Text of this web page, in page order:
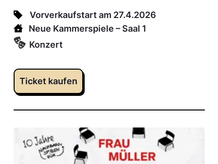
Vorverkaufstart am 27.4.2026
Neue Kammerspiele – Saal 1
Konzert
Ticket kaufen